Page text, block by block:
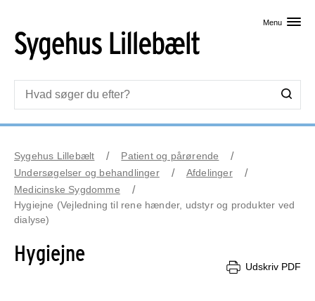
Menu
Sygehus Lillebælt
Patient og pårørende
Undersøgelser og behandlinger
Afdelinger
Medicinske Sygdomme
Hygiejne (Vejledning til rene hænder, udstyr og produkter ved
dialyse)
Hygiejne
Udskriv PDF